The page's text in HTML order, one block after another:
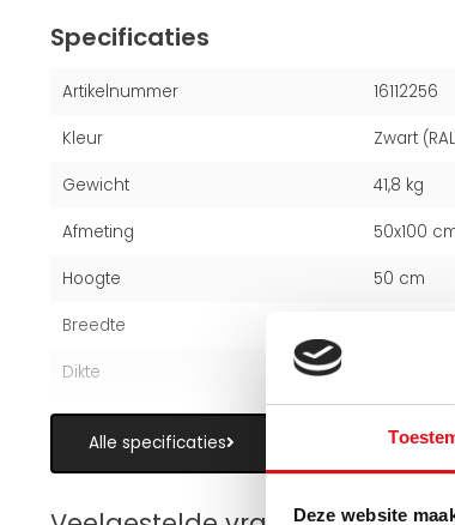
Deze website
Specificaties
Artikelnummer 16112256
Kleur Zwart
Gewicht 41,8 kg
Afmeting 50x100
Hoogte 50 cm
Breedte
Dikte
Alle specificaties